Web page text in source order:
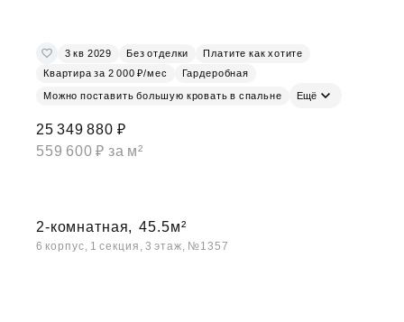
3 кв 2029 Без отделки
Платите как хотите
Квартира за 2 000 ₽/мес
Гардеробная
Можно поставить большую кровать в спальне Ещё
25 349 880 ₽
559 600 ₽ за м²
2-комнатная, 45.5м²
6 корпус, 1 секция, 3 этаж, №1357